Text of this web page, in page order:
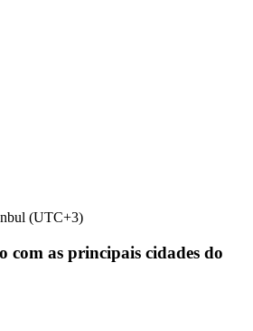
(UTC+3)
com as principais cidades do